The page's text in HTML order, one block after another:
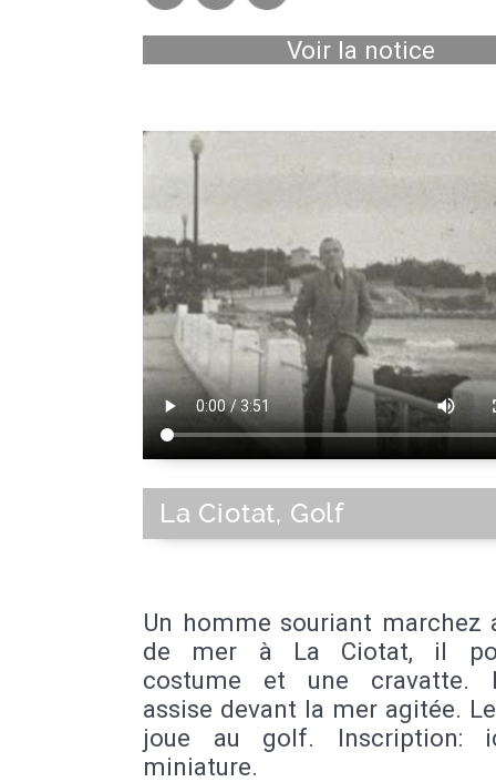
Voir la notice
La Ciotat, Golf
Un homme souriant marchez
de mer à La Ciotat, il
costume et une cravatte.
assise devant la mer agitée.
joue au golf. Inscription:
miniature.